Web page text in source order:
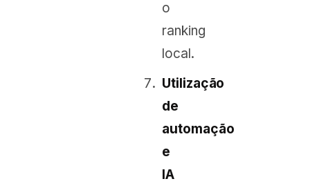
o
ranking
local.
Utilização
de
automação
e
IA